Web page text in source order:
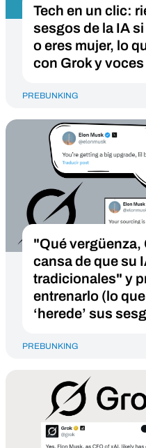
Tech en un clic:
sesgos de la IA
o eres mujer, lo
con Grok y
PREBUNKING
"Qué vergüenza,
cansa de que su
tradicionales" y
entrenarlo (lo
‘herede’ sus
PREBUNKING